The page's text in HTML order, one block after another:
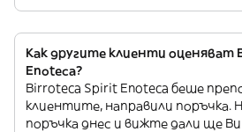
Как другите клиенти оценяват
Enoteca?
Birroteca Spirit Enoteca беше
клиентите, направили поръчка.
поръчка днес и вижте дали ще Ви